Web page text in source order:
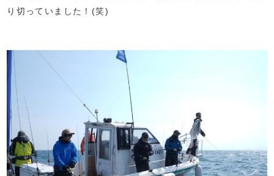
り切っていました！(笑)